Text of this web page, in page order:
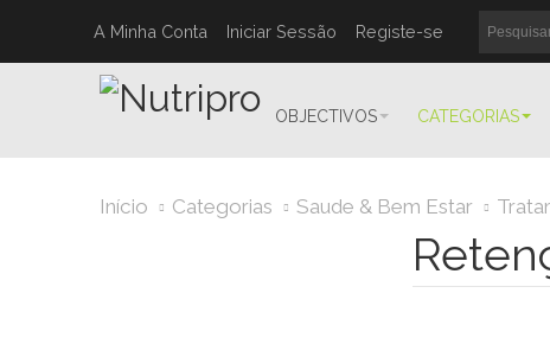
A Minha Conta Iniciar Sessão Registe-se
OBJECTIVOS CATEGORIAS
Início Categorias Saude & Bem Estar